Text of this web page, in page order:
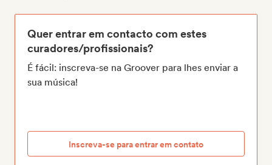
Quer entrar em contacto com estes
curadores/profissionais?
É fácil: inscreva-se na Groover para lhes enviar a
sua música!
Inscreva-se para entrar em contato